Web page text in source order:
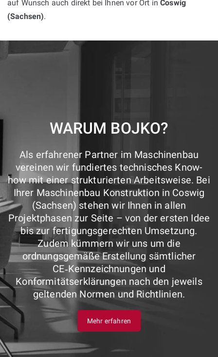
auf Wunsch auch direkt bei Ihnen vor Ort inCoswig
(Sachsen).
WARUM BOJKO?
Als erfahrener Partner im Maschinenbau
vereinen wir fundiertes technisches Know-
how mit einer strukturierten Arbeitsweise. Bei
Ihrer Maschinenbau Konstruktion in Coswig
(Sachsen) stehen wir Ihnen in allen
Projektphasen zur Seite – von der ersten Idee
bis zur fertigungsgerechten Umsetzung.
Zudem kümmern wir uns um die
ordnungsgemäße Erstellung sämtlicher
CE‑Kennzeichnungen und
Konformitätserklärungen nach den jeweils
geltenden Normen und Richtlinien.
Mehr erfahren